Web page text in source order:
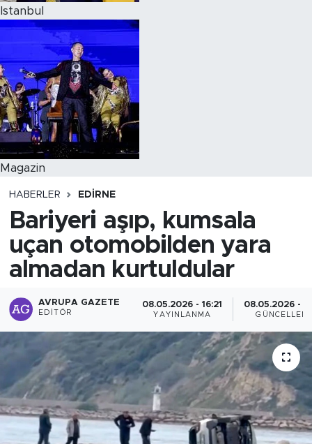
Istanbul
Magazin
HABERLER EDIRNE
Bariyeri aşıp, kumsala
uçan otomobilden yara
almadan kurtuldular
AVRUPA GAZETE
EDITÖR
08.05.2026 - 16:21
YAYINLANMA
08.05.2026 -